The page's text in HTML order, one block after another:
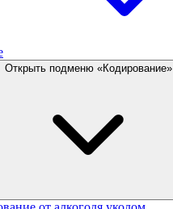
Открыть подменю «Кодирование»